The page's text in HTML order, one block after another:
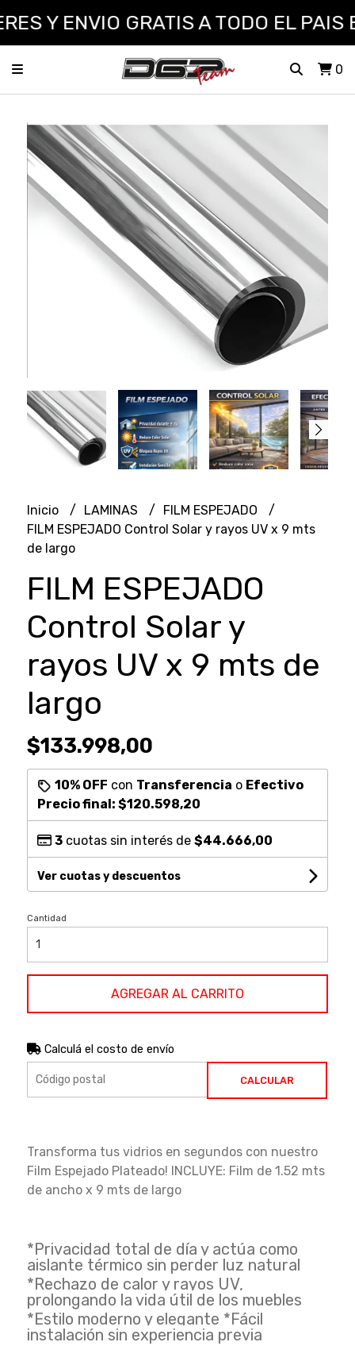
Y ENVIO GRATIS A TODO EL PAIS
0
Inicio LAMINAS
FILM ESPEJADO
FILM ESPEJADO Control Solar y rayos UV x 9 mts
de largo
FILM ESPEJADO
Control Solar y
rayos UV x 9 mts de
largo
$133.998,00
10% OFF con Transferencia o Efectivo
Precio final: $120.598,20
3cuotas sin interés de $44.666,00
Ver cuotas y descuentos
Cantidad
AGREGAR AL CARRITO
Calculá el costo de envío
CALCULAR
Transforma tus vidrios en segundos con nuestro
Film Espejado Plateado! INCLUYE: Film de 1.52 mts
de ancho x 9 mts de largo
*Privacidad total de día y actúa como
aislante térmico sin perder luz natural
*Rechazo de calor y rayos UV,
prolongando la vida útil de los muebles
*Estilo moderno y elegante *Fácil
instalación sin experiencia previa